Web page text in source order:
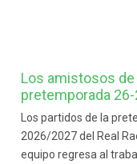
Los amistosos de
pretemporada
Los partidos de la
2026/2027 del Real
equipo regresa al